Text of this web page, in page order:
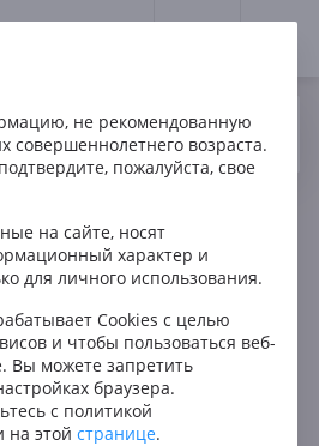
? Да
Сухое
Франция
Reserve Alsace AOC
не рекомендованную
совершеннолетнего возраста.
пожалуйста, свое
на сайте, носят
характер и
для личного использования.
Cookies с целью
и чтобы пользоваться веб-
Вы можете запретить
браузера.
с политикой
на этой странице.